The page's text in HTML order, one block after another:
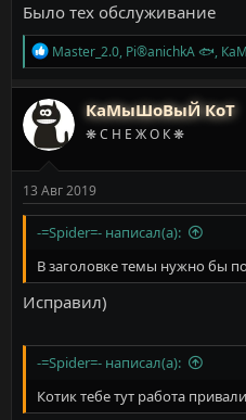
Было тех обслуживание
Р
е
а
к
ц
и
и
Master_2.0, Pi®anichkA 🐟,
КаМыШоВыЙ КоТ
❋ С Н Е Ж О К ❋
13 Авг 2019
-=Spider=- написал(а):
В заголовке темы нужно бы
Исправил)
-=Spider=- написал(а):
Котик тебе тут работа